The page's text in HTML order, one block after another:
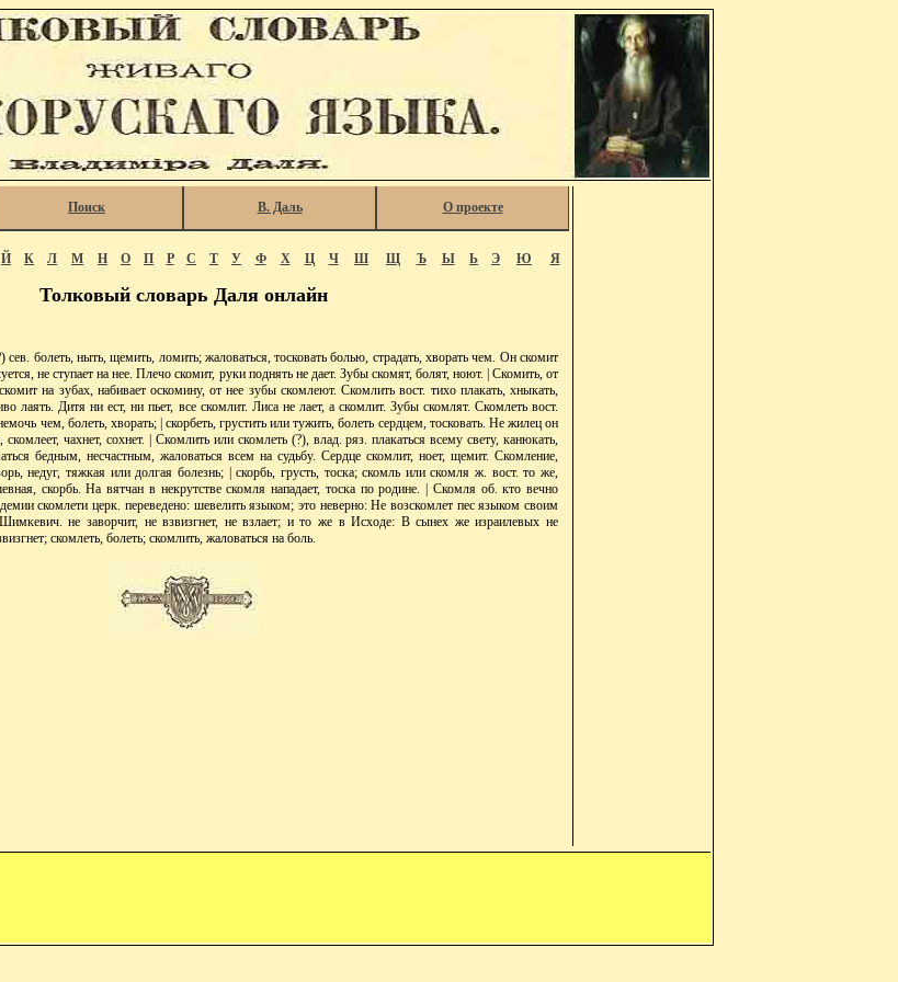
Поиск В. Даль О проекте
Й К Л М Н О П Р С Т У Ф Х Ц Ч Ш Щ Ъ Ы Ь Э Ю Я
Толковый словарь Даля онлайн
болеть, ныть, щемить, ломить; жаловаться, тосковать болью, страдать, хворать чем. Он скомит
не ступает на нее. Плечо скомит, руки поднять не дает. Зубы скомят, болят, ноют. | Скомить, от
на зубах, набивает оскомину, от нее зубы скомлеют. Скомлить вост. тихо плакать, хныкать,
лаять. Дитя ни ест, ни пьет, все скомлит. Лиса не лает, а скомлит. Зубы скомлят. Скомлеть вост.
чем, болеть, хворать; | скорбеть, грустить или тужить, болеть сердцем, тосковать. Не жилец он
чахнет, сохнет. | Скомлить или скомлеть (?), влад. ряз. плакаться всему свету, канюкать,
бедным, несчастным, жаловаться всем на судьбу. Сердце скомлит, ноет, щемит. Скомление,
недуг, тяжкая или долгая болезнь; | скорбь, грусть, тоска; скомль или скомля ж. вост. то же,
скорбь. На вятчан в некрутстве скомля нападает, тоска по родине. | Скомля об. кто вечно
скомлети церк. переведено: шевелить языком; это неверно: Не возскомлет пес языком своим
не заворчит, не взвизгнет, не взлает; и то же в Исходе: В сынех же израилевых не
скомлеть, болеть; скомлить, жаловаться на боль.